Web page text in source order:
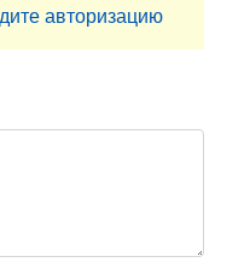
авторизацию